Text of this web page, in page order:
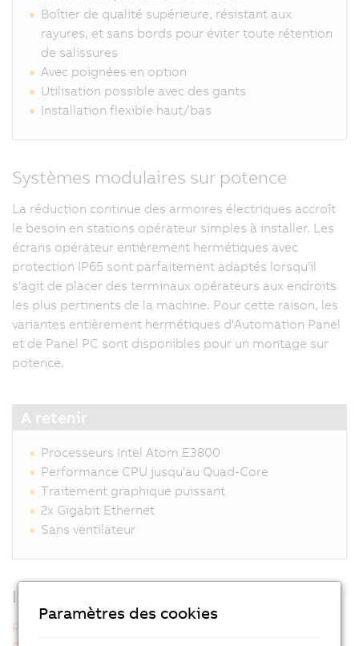
Boîtier de qualité supérieure, résistant aux
rayures, et sans bords pour éviter toute rétention
de salissures
Avec poignées en option
Utilisation possible avec des gants
Installation flexible haut/bas
Systèmes modulaires sur potence
La réduction continue des armoires électriques accroît
le besoin en stations opérateur simples à installer. Les
écrans opérateur entièrement hermétiques avec
protection IP65 sont parfaitement adaptés lorsqu'il
s'agit de placer des terminaux opérateurs aux endroits
les plus pertinents de la machine. Pour cette raison, les
variantes entièrement hermétiques d'Automation Panel
et de Panel PC sont disponibles pour un montage sur
potence.
A retenir
Processeurs Intel Atom E3800
Performance CPU jusqu'au Quad-Core
Traitement graphique puissant
2x Gigabit Ethernet
Sans ventilateur
Informations supplémentaires
Panel PC 2100 (AP5000) multi-touch sur potence
Paramètres des cookies